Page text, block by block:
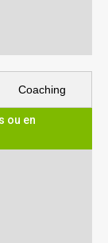
Coaching
ou en